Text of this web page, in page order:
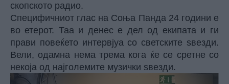
скопското радио.
Специфичниот глас на Соња Панда 24 години е
во етерот. Таа и денес е дел од екипата и ги
прави повеќето интервјуа со светските ѕвезди.
Вели, одамна нема трема кога ќе се сретне со
некоја од најголемите музички ѕвезди.